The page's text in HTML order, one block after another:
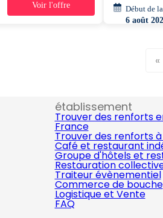
1 jour
Voir l'offre
Début de
6 août
«
établissement
Trouver des renforts
France
Trouver des renforts à
Café et restaurant
Groupe d'hôtels et
Restauration
Traiteur évènementiel
Commerce de bouche
Logistique et Vente
FAQ